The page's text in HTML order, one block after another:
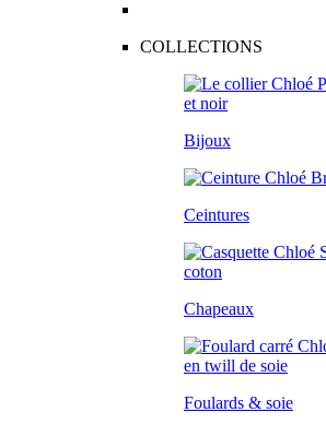
COLLECTIONS
Bijoux
Ceintures
Chapeaux
Foulards & soie